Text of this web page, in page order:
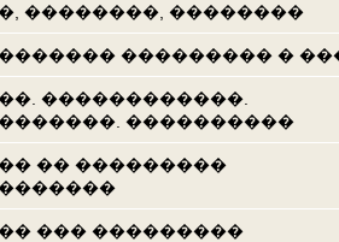
��������, ��������
��������� �
������������.
����������
�� ���������
��� ���������